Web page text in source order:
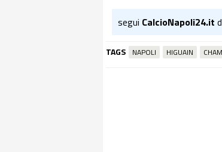
segui CalcioNapoli24.it
TAGS NAPOLI HIGUAIN